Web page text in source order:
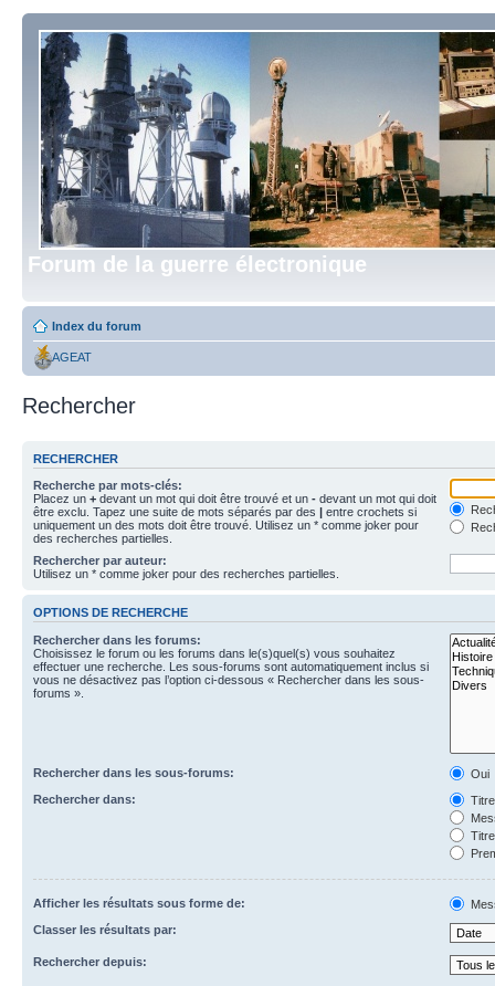
Forum de la guerre électronique
Index du forum
AGEAT
Rechercher
RECHERCHER
Recherche par mots-clés:
Placez un + devant un mot qui doit être trouvé et un - devant un mot qui doit
être exclu. Tapez une suite de mots séparés par des | entre crochets si
uniquement un des mots doit être trouvé. Utilisez un * comme joker pour
des recherches partielles.
Rechercher par auteur:
Utilisez un * comme joker pour des recherches partielles.
OPTIONS DE RECHERCHE
Rechercher dans les forums:
Choisissez le forum ou les forums dans le(s)quel(s) vous souhaitez
effectuer une recherche. Les sous-forums sont automatiquement inclus si
vous ne désactivez pas l’option ci-dessous « Rechercher dans les sous-
forums ».
Rechercher dans les sous-forums:
Oui
Rechercher dans:
Afficher les résultats sous forme de:
Classer les résultats par:
Rechercher depuis: